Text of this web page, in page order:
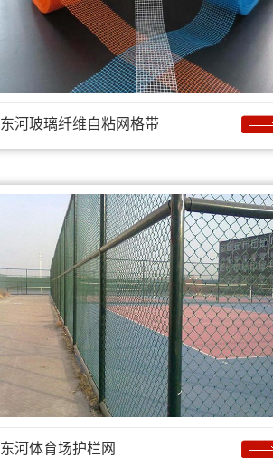
东河玻璃纤维自粘网格带
东河体育场护栏网